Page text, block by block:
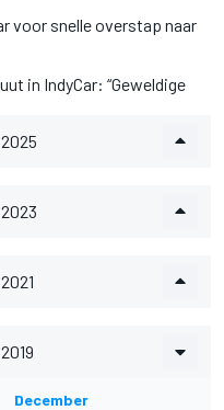
voor snelle overstap naar
in IndyCar: “Geweldige
2025
2023
2021
2019
December